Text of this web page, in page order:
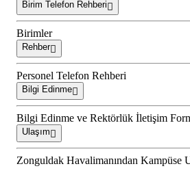
Birim Telefon Rehberi
Birimler
Rehber
Personel Telefon Rehberi
Bilgi Edinme
Bilgi Edinme ve Rektörlük İletişim
Ulaşım
Zonguldak Havalimanından Kampüse